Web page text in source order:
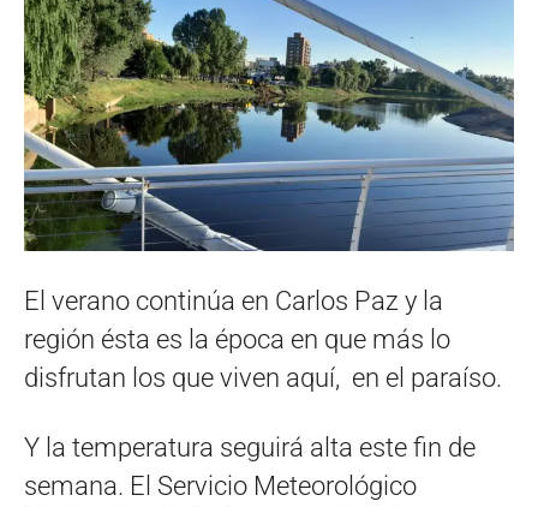
El verano continúa en Carlos Paz y la
región ésta es la época en que más lo
disfrutan los que viven aquí, en el paraíso.
Y la temperatura seguirá alta este fin de
semana. El Servicio Meteorológico